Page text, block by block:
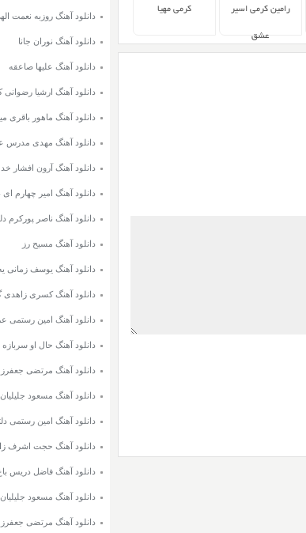
رامین کرمی اسیر
عشق
کرمی مهیا
دانلود آهنگ روزبه نعمت
دانلود آهنگ نوران جانا
دانلود آهنگ علیها صاعقه
دانلود آهنگ ارشیا رضوانی
دانلود آهنگ ماهور باقری
دانلود آهنگ مهدی مدرس
دانلود آهنگ آرون افشار
دانلود آهنگ امیر چهارم
دانلود آهنگ ناصر پورکرم
دانلود آهنگ مسیح رز
دانلود آهنگ یوسف
دانلود آهنگ کسری زاهدی
دانلود آهنگ امین رستمی
دانلود آهنگ حال او
دانلود آهنگ مرتضی
دانلود آهنگ مسعود
دانلود آهنگ امین رستمی
دانلود آهنگ حجت اشرف
دانلود آهنگ فاضل دریس
دانلود آهنگ مسعود جلیلیان
دانلود آهنگ مرتضی